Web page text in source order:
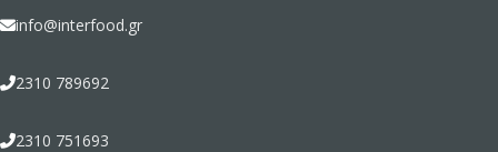
info@interfood.gr
2310 789692
2310 751693